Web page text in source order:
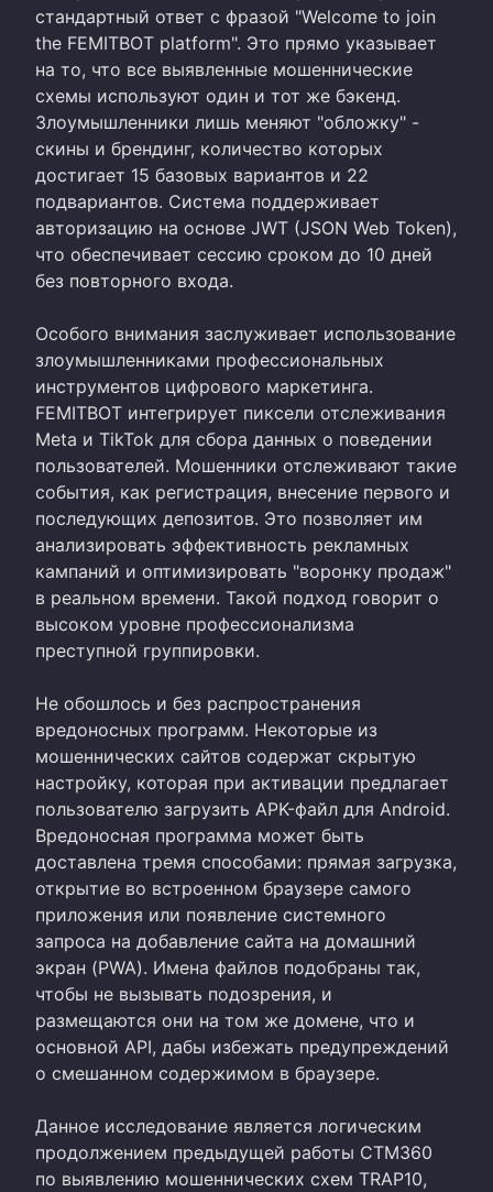
стандартный ответ с фразой "Welcome to join
the FEMITBOT platform". Это прямо указывает
на то, что все выявленные мошеннические
схемы используют один и тот же бэкенд.
Злоумышленники лишь меняют "обложку" -
скины и брендинг, количество которых
достигает 15 базовых вариантов и 22
подвариантов. Система поддерживает
авторизацию на основе JWT (JSON Web Token),
что обеспечивает сессию сроком до 10 дней
без повторного входа.
Особого внимания заслуживает использование
злоумышленниками профессиональных
инструментов цифрового маркетинга.
FEMITBOT интегрирует пиксели отслеживания
Meta и TikTok для сбора данных о поведении
пользователей. Мошенники отслеживают такие
события, как регистрация, внесение первого и
последующих депозитов. Это позволяет им
анализировать эффективность рекламных
кампаний и оптимизировать "воронку продаж"
в реальном времени. Такой подход говорит о
высоком уровне профессионализма
преступной группировки.
Не обошлось и без распространения
вредоносных программ. Некоторые из
мошеннических сайтов содержат скрытую
настройку, которая при активации предлагает
пользователю загрузить APK-файл для Android.
Вредоносная программа может быть
доставлена тремя способами: прямая загрузка,
открытие во встроенном браузере самого
приложения или появление системного
запроса на добавление сайта на домашний
экран (PWA). Имена файлов подобраны так,
чтобы не вызывать подозрения, и
размещаются они на том же домене, что и
основной API, дабы избежать предупреждений
о смешанном содержимом в браузере.
Данное исследование является логическим
продолжением предыдущей работы CTM360
по выявлению мошеннических схем TRAP10,